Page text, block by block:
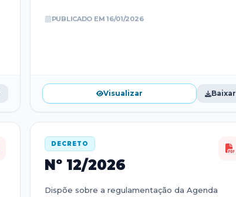
PUBLICADO EM16/01/2026
Visualizar Baixar
DECRETO
Nº 12/2026
Dispõe sobre a regulamentação da Agenda